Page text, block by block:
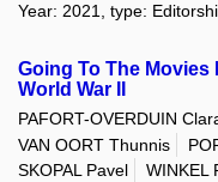
Year: 2021, type:
Going To The Movies
World War II
PAFORT-OVERDUIN
VAN OORT Thunnis
SKOPAL Pavel
WINKEL